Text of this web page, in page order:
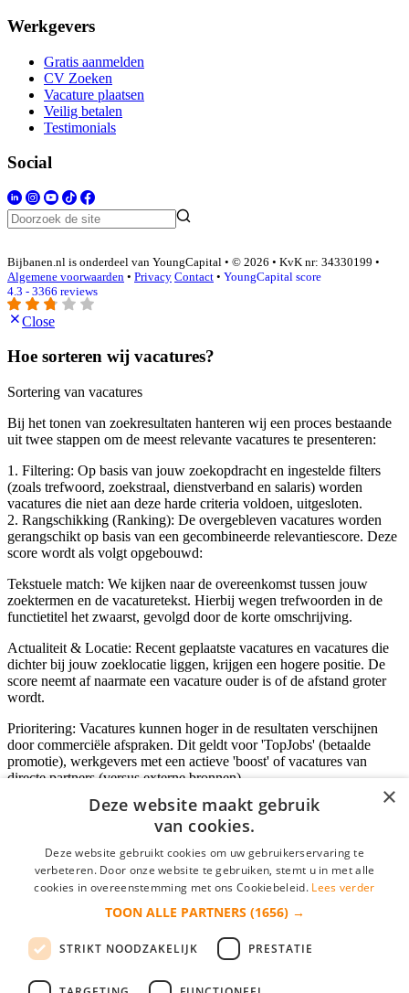
Werkgevers
Gratis aanmelden
CV Zoeken
Vacature plaatsen
Veilig betalen
Testimonials
Social
Bijbanen.nl is onderdeel van YoungCapital • © 2026 • KvK nr: 34330199 •
Algemene voorwaarden • Privacy Contact • YoungCapital score
4.3 - 3366 reviews
Close
Hoe sorteren wij vacatures?
Sortering van vacatures
Bij het tonen van zoekresultaten hanteren wij een proces bestaande
uit twee stappen om de meest relevante vacatures te presenteren:
1. Filtering: Op basis van jouw zoekopdracht en ingestelde filters
(zoals trefwoord, zoekstraal, dienstverband en salaris) worden
vacatures die niet aan deze harde criteria voldoen, uitgesloten.
2. Rangschikking (Ranking): De overgebleven vacatures worden
gerangschikt op basis van een gecombineerde relevantiescore. Deze
score wordt als volgt opgebouwd:
Tekstuele match: We kijken naar de overeenkomst tussen jouw
zoektermen en de vacaturetekst. Hierbij wegen trefwoorden in de
functietitel het zwaarst, gevolgd door de korte omschrijving.
Actualiteit & Locatie: Recent geplaatste vacatures en vacatures die
dichter bij jouw zoeklocatie liggen, krijgen een hogere positie. De
score neemt af naarmate een vacature ouder is of de afstand groter
wordt.
Prioritering: Vacatures kunnen hoger in de resultaten verschijnen
door commerciële afspraken. Dit geldt voor 'TopJobs' (betaalde
promotie), werkgevers met een actieve 'boost' of vacatures van
directe partners (versus externe bronnen).
Inloggen als bedrijf
*
login gegevens onthouden
login
×
Deze website maakt gebruik
van cookies.
Deze website gebruikt cookies om uw gebruikerservaring te
verbeteren. Door onze website te gebruiken, stemt u in met alle
cookies in overeenstemming met ons Cookiebeleid. Lees verder
TOON ALLE PARTNERS (1656) →
STRIKT NOODZAKELIJK PRESTATIE